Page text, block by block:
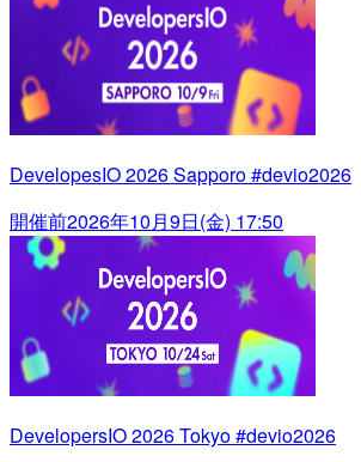
DevelopesIO 2026 Sapporo #devio2026
開催前2026年10月9日(金) 17:50
DevelopersIO 2026 Tokyo #devio2026